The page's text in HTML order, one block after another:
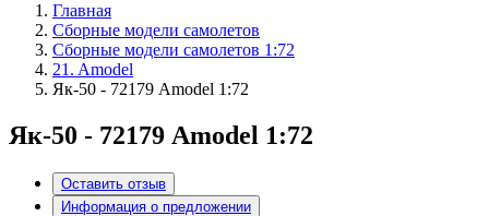
Главная
Сборные модели самолетов
Сборные модели самолетов 1:72
21. Amodel
Як-50 - 72179 Amodel 1:72
Як-50 - 72179 Amodel 1:72
Оставить отзыв
Информация о предложении